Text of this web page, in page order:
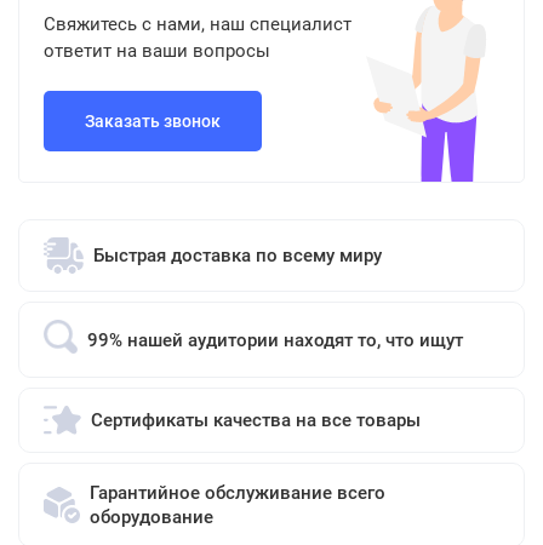
Свяжитесь с нами, наш специалист
ответит на ваши вопросы
Заказать звонок
Быстрая доставка по всему миру
99% нашей аудитории находят то, что ищут
Сертификаты качества на все товары
Гарантийное обслуживание всего
оборудование